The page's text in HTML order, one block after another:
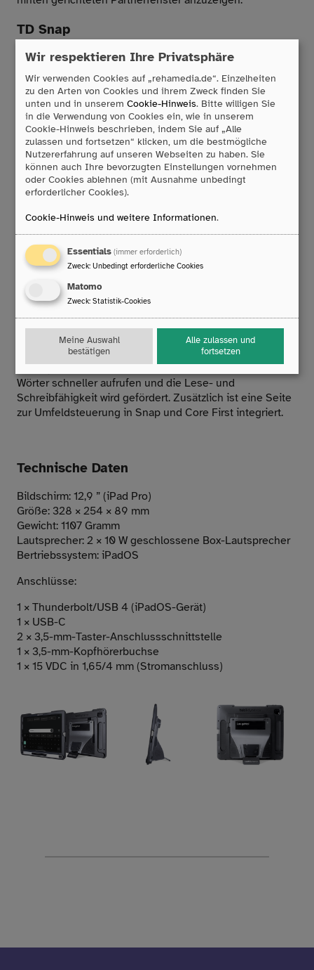
TD Snap
Im Zentrum von TD Snap steht Core First. Core First ist
ein Seitenset, welches Kernwörter, Themen,
Kommentare, Verhaltensunterstützung, Wortlisten und
Tastaturen bietet. Es ermöglicht ein systematisches
Mitwachsen auf zwei Wegen. Zum einen besteht die
Möglichkeit im kleinen Raster anzufangen und dieses
schrittweise zu vergrößern. Der Kern bleibt dabei gleich.
Zum anderen kann im größeren Raster angefangen
werden und Inhalte werden nachträglich eingeblendet.
Diese Möglichkeiten unterstützen einen kontinuierlichen
motorischen Lernens durch das zielgerichtete und
systematische Einführen von neuem Vokabular. Das
Vokabular kann durch Funktionen wie Drag & Drop und
schnellen Funktionen zum Verknüpfen gut angepasst
Neben der Symbolkommunikation bietet Snap und Core
First die Möglichkeit über Schriftsprache zu
Strategie LiterAACy zur Verfügung. Im LiterAACy sind die
Wörter nicht in Kategorien eingeordnet, sondern nach
Anfangsbuchstaben sortiert. Hierdurch können Nutzer
Wörter schneller aufrufen und die Lese- und
Schreibfähigkeit wird gefördert. Zusätzlich ist eine Seite
zur Umfeldsteuerung in Snap und Core First integriert.
Technische Daten
Bildschirm: 12,9 ” (iPad Pro)
Größe: 328 × 254 × 89 mm
Gewicht: 1107 Gramm
Lautsprecher: 2 × 10 W geschlossene Box-Lautsprecher
Bertriebssystem: iPadOS
Anschlüsse:
1 × Thunderbolt/USB 4 (iPadOS-Gerät)
1 × USB-C
2 × 3,5-mm-Taster-Anschlussschnittstelle
1 × 3,5-mm-Kopfhörerbuchse
1 × 15 VDC in 1,65/4 mm (Stromanschluss)
Wir respektieren Ihre Privatsphäre
Wir verwenden Cookies auf „rehamedia.de“. Einzelheiten
zu den Arten von Cookies und ihrem Zweck finden Sie
unten und in unseremCookie-Hinweis. Bitte willigen Sie
in die Verwendung von Cookies ein, wie in unserem
Cookie-Hinweis beschrieben, indem Sie auf „Alle
zulassen und fortsetzen“ klicken, um die bestmögliche
Nutzererfahrung auf unseren Webseiten zu haben. Sie
können auch Ihre bevorzugten Einstellungen vornehmen
oder Cookies ablehnen (mit Ausnahme unbedingt
erforderlicher Cookies).
Cookie-Hinweis und weitere Informationen.
Essentials (immer erforderlich)
Zweck: Unbedingt erforderliche Cookies
Matomo
Zweck: Statistik-Cookies
Meine Auswahl
bestätigen
Alle zulassen und
fortsetzen